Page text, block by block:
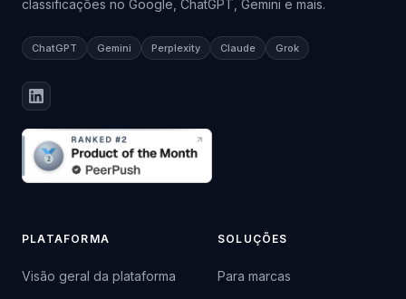
classificações no Google, ChatGPT, Gemini e mais.
ChatGPT Gemini Perplexity Claude Grok
PLATAFORMA
Visão geral da plataforma
SOLUÇÕES
Para marcas